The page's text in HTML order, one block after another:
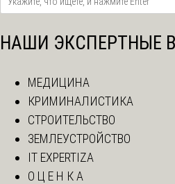
НАШИ ЭКСПЕРТНЫЕ
МЕДИЦИНА
КРИМИНАЛИСТИКА
СТРОИТЕЛЬСТВО
ЗЕМЛЕУСТРОЙСТВО
IT EXPERTIZA
О Ц Е Н К А